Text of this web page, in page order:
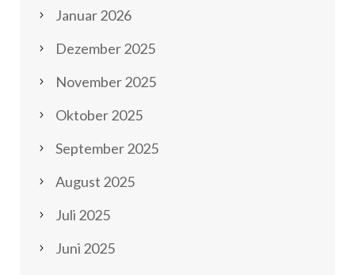
Januar 2026
Dezember 2025
November 2025
Oktober 2025
September 2025
August 2025
Juli 2025
Juni 2025